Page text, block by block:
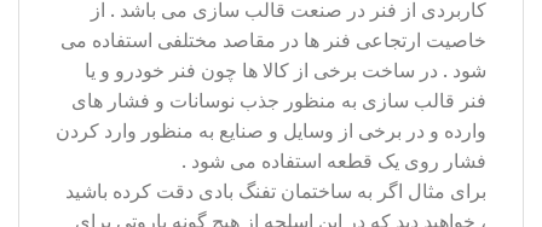
کاربردی از فنر در صنعت قالب سازی می باشد . از
خاصیت ارتجاعی فنر ها در مقاصد مختلفی استفاده می
شود . در ساخت برخی از کالا ها چون فنر خودرو و یا
فنر قالب سازی به منظور جذب نوسانات و فشار های
وارده و در برخی از وسایل و صنایع به منظور وارد کردن
فشار روی یک قطعه استفاده می شود .
برای مثال اگر به ساختمان تفنگ بادی دقت کرده باشید